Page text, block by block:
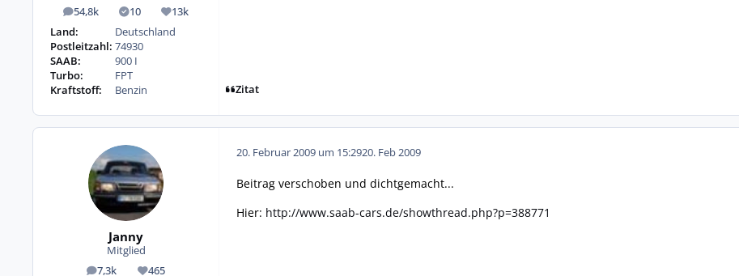
54,8k
Beiträge 10
Lösungen13k
Reputation
Land:
Deutschland
Postleitzahl: 74930
SAAB:
900 I
Turbo:
FPT
Kraftstoff:
Benzin Zitat
Janny
Mitglied
7,3k
465
20. Februar 2009 um 15:2920. Feb 2009
Beitrag verschoben und dichtgemacht...
Hier: http://www.saab-cars.de/showthread.php?p=388771